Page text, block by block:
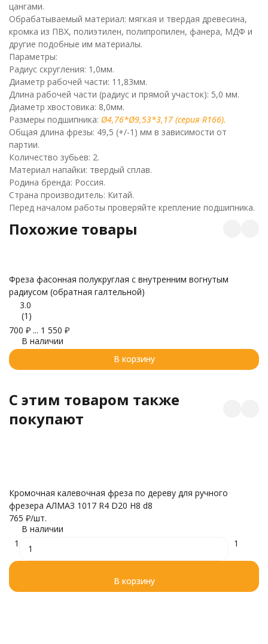
цангами.
Обрабатываемый материал: мягкая и твердая древесина,
кромка из ПВХ, полиэтилен, полипропилен, фанера, МДФ и
другие подобные им материалы.
Параметры:
Радиус скругления: 1,0мм.
Диаметр рабочей части: 11,83мм.
Длина рабочей части (радиус и прямой участок): 5,0 мм.
Диаметр хвостовика: 8,0мм.
Размеры подшипника: Ø4,76*Ø9,53*3,17 (серия R166).
Общая длина фрезы: 49,5 (+/-1) мм в зависимости от
партии.
Количество зубьев: 2.
Материал напайки: твердый сплав.
Родина бренда: Россия.
Страна производитель: Китай.
Перед началом работы проверяйте крепление подшипника.
Похожие товары
Фреза фасонная полукруглая с внутренним вогнутым
радиусом (обратная галтельной)
3.0
(1)
700 ₽ ... 1 550 ₽
В наличии
В корзину
C этим товаром также
покупают
Кромочная калевочная фреза по дереву для ручного
фрезера АЛМАЗ 1017 R4 D20 H8 d8
765 ₽/шт.
В наличии
1
1
В корзину